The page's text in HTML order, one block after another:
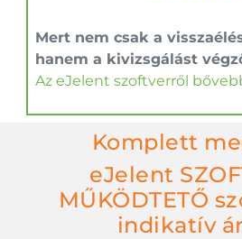
Mert nem csak a
hanem a kivizsgálást
Az eJelent szoftverről
Komplett
eJelent
MŰKÖDTETŐ
indikatív